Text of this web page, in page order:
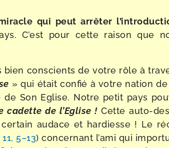
qui peut arrê­ter
C’est pour cette rai­son que
bien conscients de votre rôle à
» qui était confié à votre nation
de Son Eglise. Notre petit pays
cadette de l’Eglise !Cette auto-​
audace et har­diesse ! Le
5–13) concer­nant l’a­mi qui